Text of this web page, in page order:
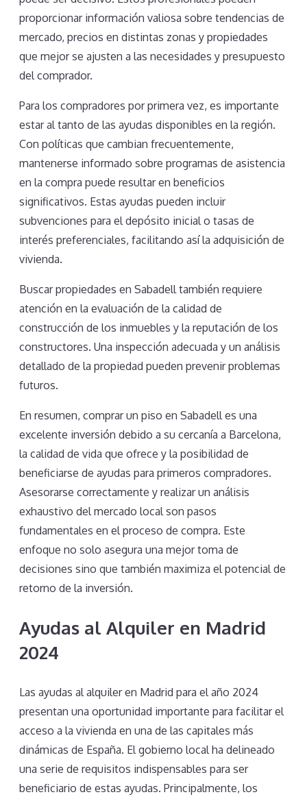
proporcionar información valiosa sobre tendencias de
mercado, precios en distintas zonas y propiedades
que mejor se ajusten a las necesidades y presupuesto
del comprador.
Para los compradores por primera vez, es importante
estar al tanto de las ayudas disponibles en la región.
Con políticas que cambian frecuentemente,
mantenerse informado sobre programas de asistencia
en la compra puede resultar en beneficios
significativos. Estas ayudas pueden incluir
subvenciones para el depósito inicial o tasas de
interés preferenciales, facilitando así la adquisición de
vivienda.
Buscar propiedades en Sabadell también requiere
atención en la evaluación de la calidad de
construcción de los inmuebles y la reputación de los
constructores. Una inspección adecuada y un análisis
detallado de la propiedad pueden prevenir problemas
futuros.
En resumen, comprar un piso en Sabadell es una
excelente inversión debido a su cercanía a Barcelona,
la calidad de vida que ofrece y la posibilidad de
beneficiarse de ayudas para primeros compradores.
Asesorarse correctamente y realizar un análisis
exhaustivo del mercado local son pasos
fundamentales en el proceso de compra. Este
enfoque no solo asegura una mejor toma de
decisiones sino que también maximiza el potencial de
retorno de la inversión.
Ayudas al Alquiler en Madrid
2024
Las ayudas al alquiler en Madrid para el año 2024
presentan una oportunidad importante para facilitar el
acceso a la vivienda en una de las capitales más
dinámicas de España. El gobierno local ha delineado
una serie de requisitos indispensables para ser
beneficiario de estas ayudas. Principalmente, los